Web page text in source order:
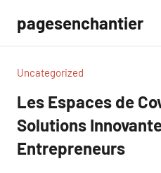
contenu
pagesenchantier
Uncategorized
Les Espaces de
Solutions
Entrepreneurs